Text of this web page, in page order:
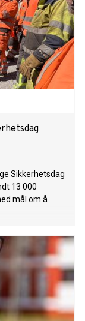
Sikkerhetsdag
13 000
mål om å